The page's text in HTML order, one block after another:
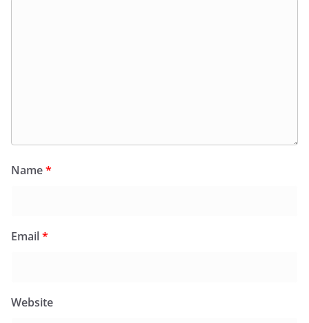
Name*
Email*
Website